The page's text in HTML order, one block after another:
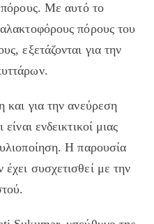
πόρους. Με αυτό το
πόρους του
εξετάζονται για την
και για την ανεύρεση
ενδεικτικοί μιας
Η παρουσία
συσχετισθεί με την